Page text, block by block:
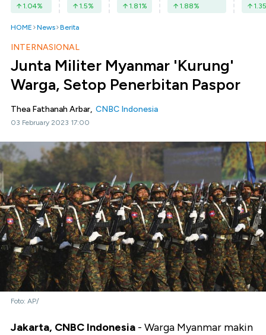
1.04% 1.5% 1.81% 1.88% 1.35
HOME News Berita
INTERNASIONAL
Junta Militer Myanmar 'Kurung'
Warga, Setop Penerbitan Paspor
Thea Fathanah Arbar, CNBC Indonesia
03 February 2023 17:00
Foto: AP/
Jakarta, CNBC Indonesia - Warga Myanmar makin